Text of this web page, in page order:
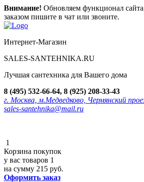
Внимание! Обновляем функционал
заказом пишите в чат или звоните.
Интернет-Магазин
SALES-SANTEHNIKA.RU
Лучшая сантехника для Вашего дома
8 (495) 532-66-64, 8 (925) 208-33-43
г. Москва, м.Медведково, Чермянский
sales-santehnika@mail.ru
1
Корзина покупок
у вас товаров 1
на сумму 215 руб.
Оформить заказ